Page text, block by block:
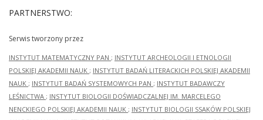
PARTNERSTWO:
Serwis tworzony przez
INSTYTUT MATEMATYCZNY PAN ; INSTYTUT ARCHEOLOGII I ETNOLOGII
POLSKIEJ AKADEMII NAUK ; INSTYTUT BADAŃ LITERACKICH POLSKIEJ AKADEMII
NAUK ; INSTYTUT BADAŃ SYSTEMOWYCH PAN ; INSTYTUT BADAWCZY
LEŚNICTWA ; INSTYTUT BIOLOGII DOŚWIADCZALNEJ IM. MARCELEGO
NENCKIEGO POLSKIEJ AKADEMII NAUK ; INSTYTUT BIOLOGII SSAKÓW POLSKIEJ